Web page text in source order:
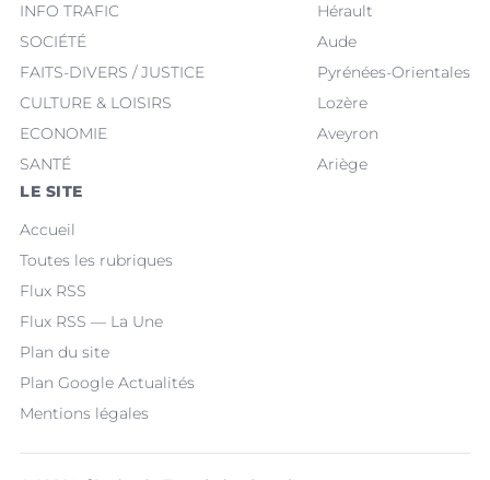
INFO TRAFIC
SOCIÉTÉ
FAITS-DIVERS / JUSTICE
CULTURE & LOISIRS
ECONOMIE
SANTÉ
Hérault
Aude
Pyrénées-Orientales
Lozère
Aveyron
Ariège
LE SITE
Accueil
Toutes les rubriques
Flux RSS
Flux RSS — La Une
Plan du site
Plan Google Actualités
Mentions légales